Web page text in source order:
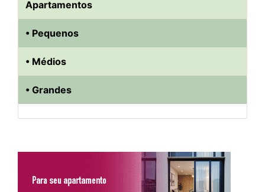
Apartamentos
• Pequenos
• Médios
• Grandes